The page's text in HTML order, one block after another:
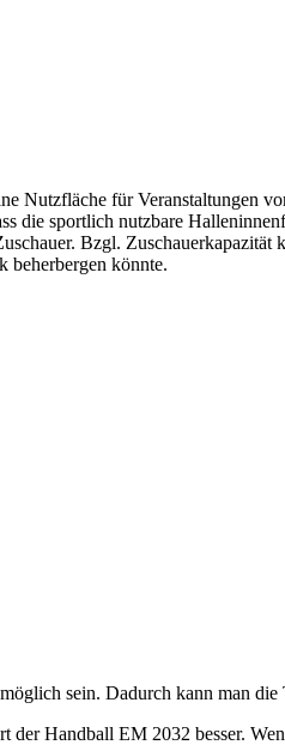
Nutzfläche für Veranstaltungen
die sportlich nutzbare
Bzgl.
beherbergen könnte.
sein. Dadurch kann man
der Handball EM 2032 besser.